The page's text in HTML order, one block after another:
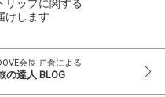
リップに関する
けします
会長 戸倉による
の達人 BLOG